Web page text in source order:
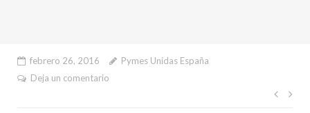
febrero 26, 2016
Pymes Unidas España
Deja un comentario